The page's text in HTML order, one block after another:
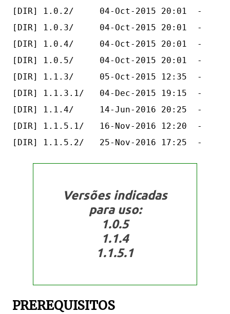
[DIR] 1.0.2/     04-Oct-2015 20:01  -
[DIR] 1.0.3/     04-Oct-2015 20:01  -
[DIR] 1.0.4/     04-Oct-2015 20:01  -
[DIR] 1.0.5/     04-Oct-2015 20:01  -
[DIR] 1.1.3/     05-Oct-2015 12:35  -
[DIR] 1.1.3.1/   04-Dec-2015 19:15  -
[DIR] 1.1.4/     14-Jun-2016 20:25  -
[DIR] 1.1.5.1/   16-Nov-2016 12:20  -
Versões indicadas
para uso:
1.0.5
1.1.4
1.1.5.1
PREREQUISITOS